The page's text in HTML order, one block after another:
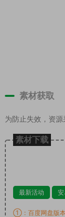
素材获取
为防止失效，资源
素材下载
最新活动
①：百度网盘版本